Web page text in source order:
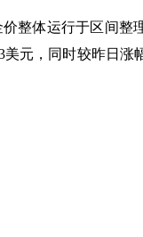
价整体运行于区间
元，同时较昨日涨